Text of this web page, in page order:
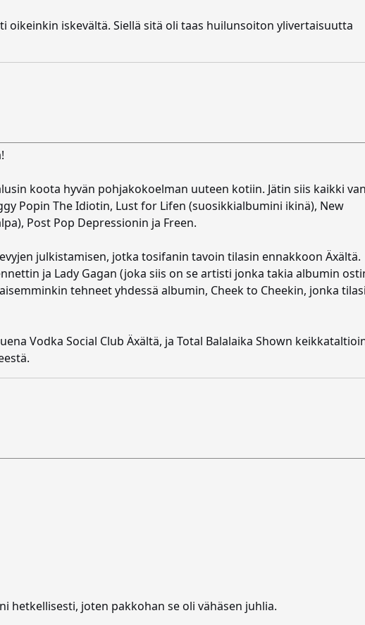
oikeinkin iskevältä. Siellä sitä oli taas huilunsoiton ylivertaisuutta
koota hyvän pohjakokoelman uuteen kotiin. Jätin siis kaikki
Popin The Idiotin, Lust for Lifen (suosikkialbumini ikinä), New
Post Pop Depressionin ja Freen.
julkistamisen, jotka tosifanin tavoin tilasin ennakkoon Äxältä.
ja Lady Gagan (joka siis on se artisti jonka takia albumin
tehneet yhdessä albumin, Cheek to Cheekin, jonka
Vodka Social Club Äxältä, ja Total Balalaika Shown
hetkellisesti, joten pakkohan se oli vähäsen juhlia.